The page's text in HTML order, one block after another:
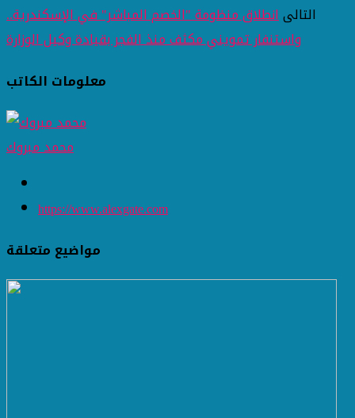
التالىانطلاق منظومة "الخصم المباشر" في الإسكندرية..
واستنفار تمويني مكثف منذ الفجر بقيادة وكيل الوزارة
معلومات الكاتب
محمد مبروك
https://www.alexgate.com
مواضيع متعلقة